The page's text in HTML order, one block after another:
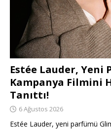
Estée Lauder, Yeni
Kampanya Filmini
Tanıttı!
6 Ağustos 2026
Estée Lauder, yeni parfümü